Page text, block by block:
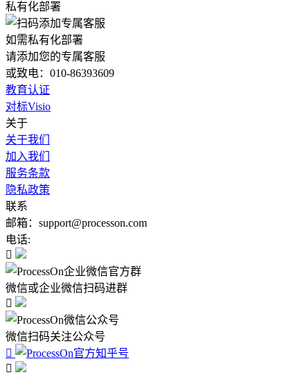
私有化部署
如需私有化部署
请添加您的专属客服
或致电：010-86393609
教育认证
对标Visio
关于
关于我们
加入我们
服务条款
隐私政策
联系
邮箱：support@processon.com
电话:

微信或企业微信扫码进群

微信扫码关注公众号

